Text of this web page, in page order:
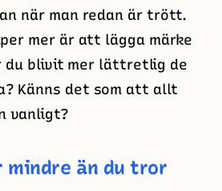
när man redan är trött.
mer är att lägga märke
du blivit mer lättretlig de
Känns det som att allt
vanligt?
mindre än du tror